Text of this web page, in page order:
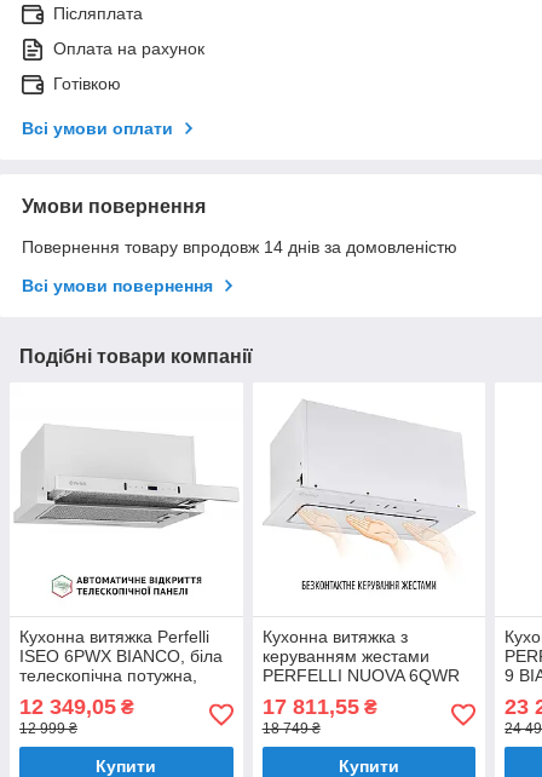
Післяплата
Оплата на рахунок
Готівкою
Всі умови оплати
Умови повернення
Повернення товару впродовж 14 днів за домовленістю
Всі умови повернення
Подібні товари компанії
Кухонна витяжка Perfelli
ISEO 6PWX BIANCO, біла
телескопічна потужна,
см, 1200 куб.м.
12 349,05 ₴
12 999 ₴
Купити
Кухонна витяжка з
керуванням жестами
PERFELLI NUOVA 6QWR
потужна витяжка на
кухню, 59.8 см, 1300
куб.м.
17 811,55₴
18 749 ₴
Купити
9
23
24